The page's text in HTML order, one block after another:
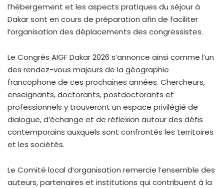
l’hébergement et les aspects pratiques du séjour à
Dakar sont en cours de préparation afin de faciliter
l’organisation des déplacements des congressistes.
Le Congrès AIGF Dakar 2026 s’annonce ainsi comme l’un
des rendez-vous majeurs de la géographie
francophone de ces prochaines années. Chercheurs,
enseignants, doctorants, postdoctorants et
professionnels y trouveront un espace privilégié de
dialogue, d’échange et de réflexion autour des défis
contemporains auxquels sont confrontés les territoires
et les sociétés.
Le Comité local d’organisation remercie l’ensemble des
auteurs, partenaires et institutions qui contribuent à la